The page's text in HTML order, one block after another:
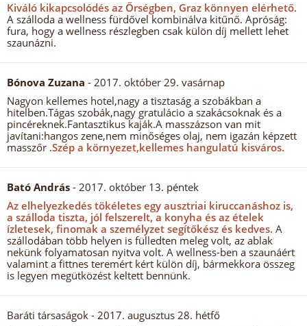
Kiváló kikapcsolódés az Őrségben, Graz könnyen elérhető.
A szálloda a wellness fürdővel kombinálva kitűnő. Apróság:
fura, hogy a wellness részlegben csak külön díj mellett lehet
szaunázni.
Bónova Zuzana - 2017. október 29. vasárnap
Nagyon kellemes hotel,nagy a tisztaság a szobákban a
hitelben.Tágas szobák,nagy gratulácio a szakácsoknak és a
pincéreknek.Fantasztikus kaják.A masszázson van mit
javítani:hangos zene,nem minőséges olaj, nem igazán képzett
masszőr .Szép a környezet,kellemes hangulatú kisváros.
Bató András - 2017. október 13. péntek
Az elhelyezkedés tökéletes egy ausztriai kiruccanáshoz is,
a szálloda tiszta, jól felszerelt, a konyha és az ételek
ízletesek, finomak a személyzet segítőkész és kedves. A
szállodában több helyen is fülledten meleg volt, az ablak
nekünk folyamatosan nyitva volt. A wellness-ben a szaunáért
valamint a fittnes teremért kért külön díj, bármekkora összeg
is legyen megütközést keltett bennünk.
Baráti társaságok - 2017. augusztus 28. hétfő